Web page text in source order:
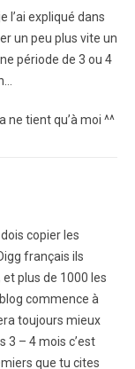
l’ai expliqué dans
un peu plus vite un
période de 3 ou 4
ne tient qu’à moi ^^
copier les
français ils
plus de 1000 les
commence à
toujours mieux
3 – 4 mois c’est
que tu cites